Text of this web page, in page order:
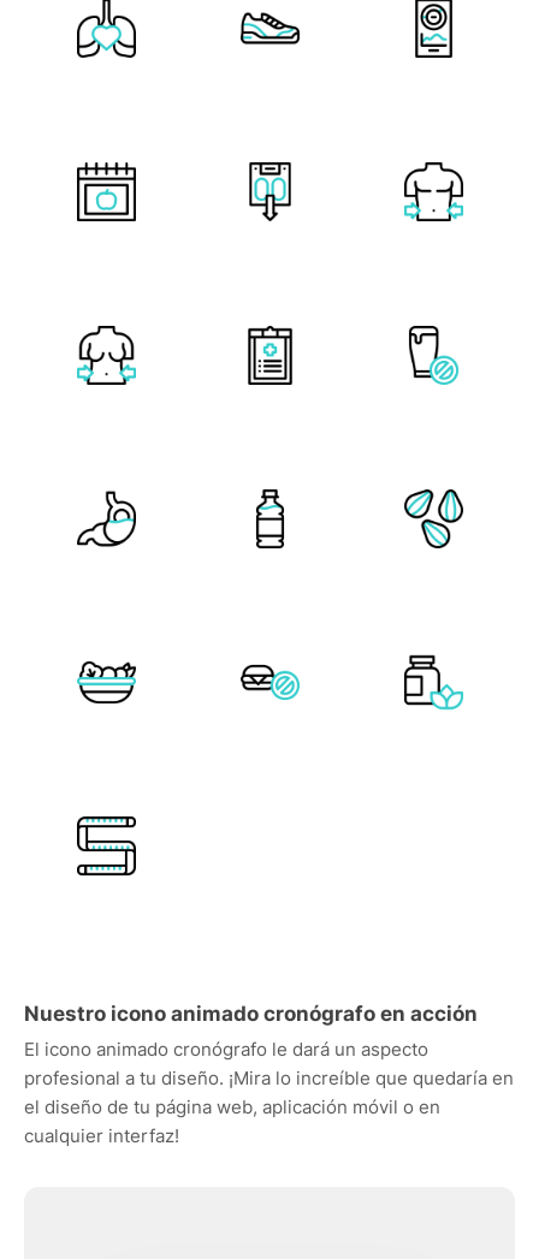
Nuestro icono animado cronógrafo en acción
El icono animado cronógrafo le dará un aspecto
profesional a tu diseño. ¡Mira lo increíble que quedaría en
el diseño de tu página web, aplicación móvil o en
cualquier interfaz!